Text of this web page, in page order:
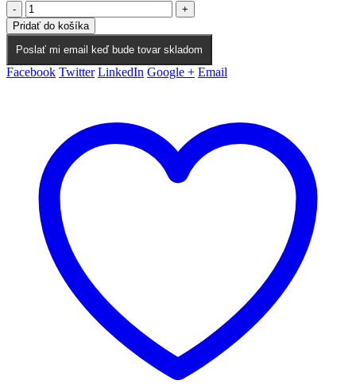
-
+
Pridať do košíka
Poslať mi email keď bude tovar skladom
Facebook Twitter LinkedIn Google + Email